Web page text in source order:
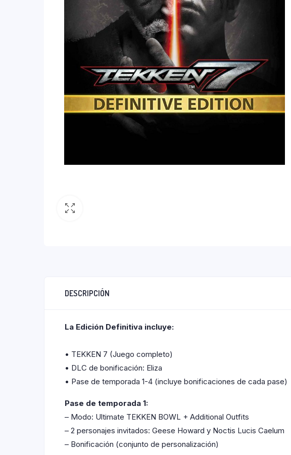
DESCRIPCIÓN
La Edición Definitiva incluye:
• TEKKEN 7 (Juego completo)
• DLC de bonificación: Eliza
• Pase de temporada 1-4 (incluye bonificaciones de cada pase)
Pase de temporada 1:
– Modo: Ultimate TEKKEN BOWL + Additional Outfits
– 2 personajes invitados: Geese Howard y Noctis Lucis Caelum
– Bonificación (conjunto de personalización)